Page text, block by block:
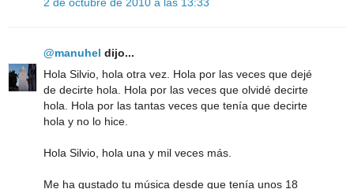
@manuhel dijo...
Hola Silvio, hola otra vez. Hola por las veces que dejé
de decirte hola. Hola por las veces que olvidé decirte
hola. Hola por las tantas veces que tenía que decirte
hola y no lo hice.
Hola Silvio, hola una y mil veces más.
Me ha gustado tu música desde que tenía unos 18